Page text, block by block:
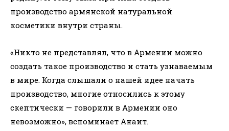
производство армянской натуральной
косметики внутри страны.
«Никто не представлял, что в Армении можно
создать такое производство и стать узнаваемым
в мире. Когда слышали о нашей идее начать
производство, многие относились к этому
скептически — говорили в Армении оно
невозможно», вспоминает Анаит.